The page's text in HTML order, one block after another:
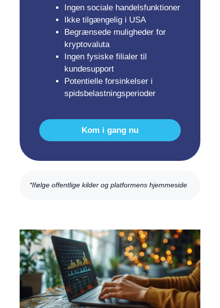
Ingen sociale handelsfunktioner
Ikke tilgængelig i USA
Begrænsede muligheder for
kryptovaluta
Ingen fysiske filialer til
kundesupport
Potentielle forsinkelser i
spidsbelastningsperioder
Kom i gang nu
*Ifølge offentlige kilder og platformens hjemmeside